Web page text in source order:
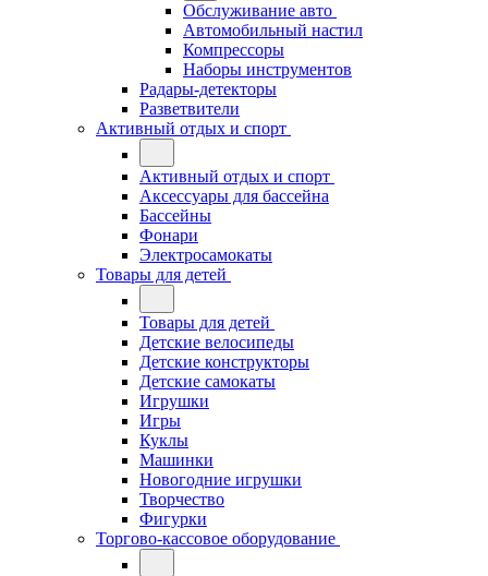
Обслуживание авто
Автомобильный настил
Компрессоры
Наборы инструментов
Радары-детекторы
Разветвители
Активный отдых и спорт
Активный отдых и спорт
Аксессуары для бассейна
Бассейны
Фонари
Электросамокаты
Товары для детей
Товары для детей
Детские велосипеды
Детские конструкторы
Детские самокаты
Игрушки
Игры
Куклы
Машинки
Новогодние игрушки
Творчество
Фигурки
Торгово-кассовое оборудование